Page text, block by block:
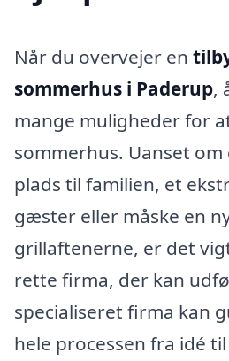
Når du overvejer en
sommerhus i Paderup,
mange muligheder for
sommerhus. Uanset
plads til familien, et
gæster eller måske en
grillaftenerne, er det
rette firma, der kan
specialiseret firma kan
hele processen fra idé